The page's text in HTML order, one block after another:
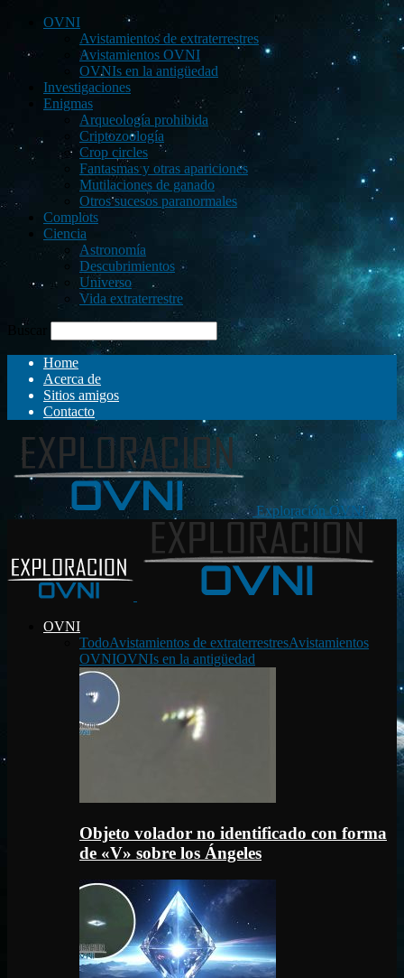
OVNI
Avistamientos de extraterrestres
Avistamientos OVNI
OVNIs en la antigüedad
Investigaciones
Enigmas
Arqueología prohibida
Criptozoología
Crop circles
Fantasmas y otras apariciones
Mutilaciones de ganado
Otros sucesos paranormales
Complots
Ciencia
Astronomía
Descubrimientos
Universo
Vida extraterrestre
Buscar
Home
Acerca de
Sitios amigos
Contacto
Exploración OVNI
OVNI
TodoAvistamientos de extraterrestresAvistamientos
OVNIOVNIs en la antigüedad
Objeto volador no identificado con forma
de «V» sobre los Ángeles